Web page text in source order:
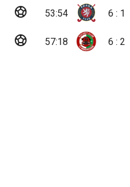
sports_soccer 53:54 6 : 1
sports_soccer 57:18 6 : 2